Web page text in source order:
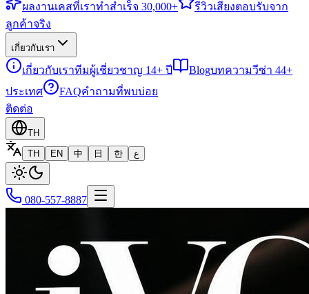
ผลงานเคสที่เราทำสำเร็จ 30,000+ รีวิวเสียงตอบรับจาก
ลูกค้าจริง
เกี่ยวกับเรา
เกี่ยวกับเราทีมผู้เชี่ยวชาญ 14+ ปี Blogบทความวีซ่า 44+
ประเทศ
FAQคำถามที่พบบ่อย
ติดต่อ
TH
TH
EN 中 日 한 ع
080-557-8887